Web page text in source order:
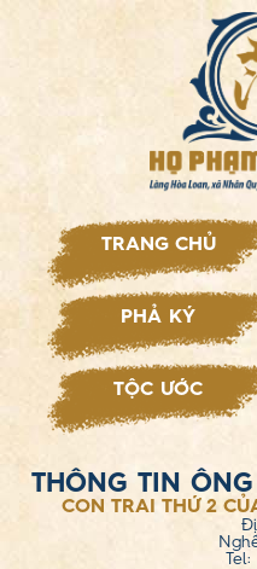
TRANG CHỦ
PHẢ KÝ
TỘC ƯỚC
THÔNG TIN
CON TRAI THỨ 2
Tel: